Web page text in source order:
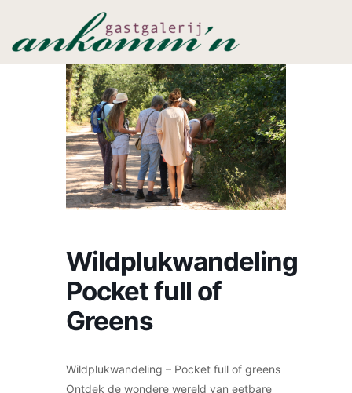
Wildplukwandeling
Pocket full of
Greens
Wildplukwandeling – Pocket full of greens
Ontdek de wondere wereld van eetbare